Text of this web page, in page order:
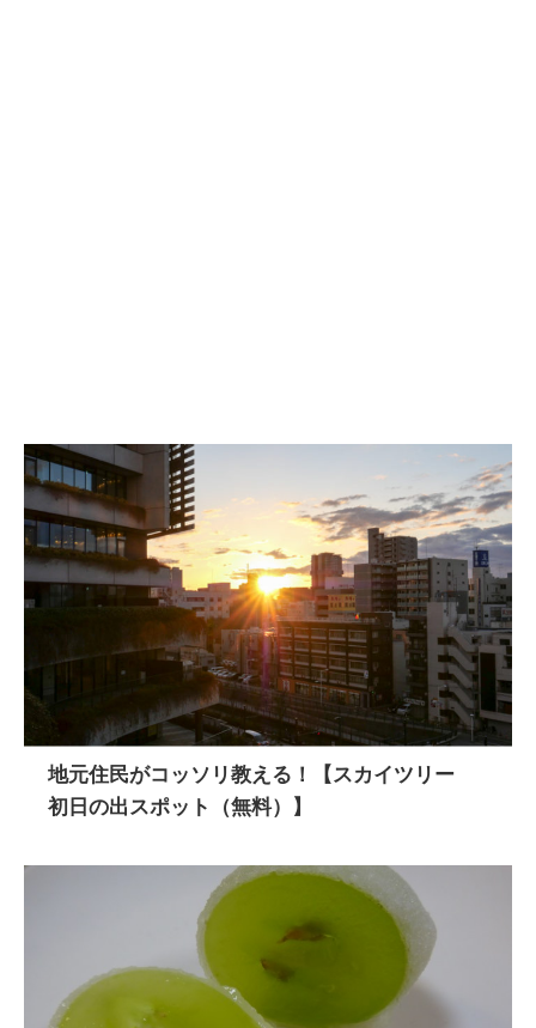
地元住民がコッソリ教える！【スカイツリー
初日の出スポット（無料）】